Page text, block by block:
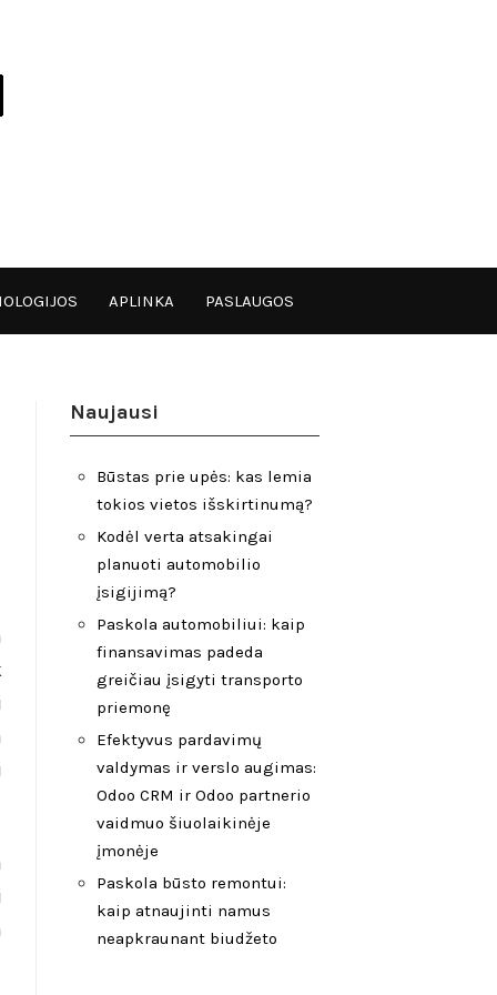
APLINKA PASLAUGOS
Naujausi
Būstas prie upės: kas lemia
tokios vietos išskirtinumą?
Kodėl verta atsakingai
planuoti automobilio
įsigijimą?
Paskola automobiliui: kaip
finansavimas padeda
greičiau įsigyti transporto
priemonę
Efektyvus pardavimų
valdymas ir verslo augimas:
Odoo CRM ir Odoo partnerio
vaidmuo šiuolaikinėje
įmonėje
Paskola būsto remontui:
kaip atnaujinti namus
neapkraunant biudžeto